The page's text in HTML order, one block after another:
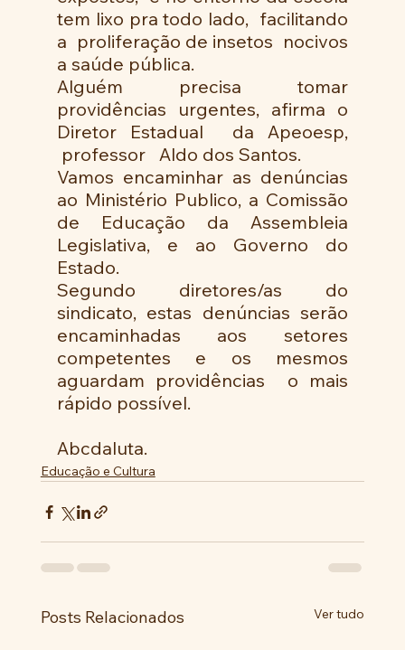
tem lixo pra todo lado,  facilitando
a  proliferação de insetos  nocivos
a saúde pública.
Alguém precisa tomar
providências urgentes, afirma o
Diretor Estadual  da Apeoesp,
professor   Aldo dos Santos.
Vamos encaminhar as denúncias
ao Ministério Publico, a Comissão
de Educação da Assembleia
Legislativa, e ao Governo do
Estado.
Segundo diretores/as do
sindicato, estas denúncias serão
encaminhadas aos setores
competentes e os mesmos
aguardam providências  o mais
rápido possível.
Abcdaluta.
Educação e Cultura
Posts Relacionados Ver tudo